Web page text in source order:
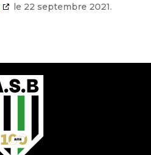
le 22 septembre 2021.